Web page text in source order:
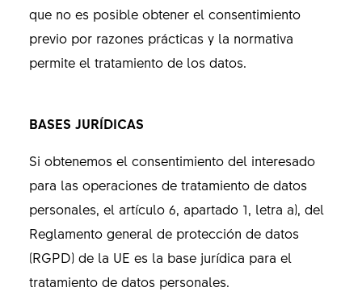
que no es posible obtener el consentimiento
previo por razones prácticas y la normativa
permite el tratamiento de los datos.
BASES JURÍDICAS
Si obtenemos el consentimiento del interesado
para las operaciones de tratamiento de datos
personales, el artículo 6, apartado 1, letra a), del
Reglamento general de protección de datos
(RGPD) de la UE es la base jurídica para el
tratamiento de datos personales.